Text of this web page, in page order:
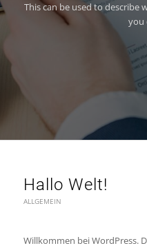
This can be used to describe
you
Hallo Welt!
ALLGEMEIN
Willkommen bei WordPress.